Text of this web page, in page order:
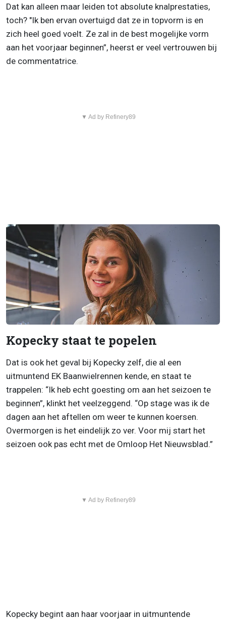
Dat kan alleen maar leiden tot absolute knalprestaties,
toch? "Ik ben ervan overtuigd dat ze in topvorm is en
zich heel goed voelt. Ze zal in de best mogelijke vorm
aan het voorjaar beginnen”, heerst er veel vertrouwen bij
de commentatrice.
▼ Ad by Refinery89
Kopecky staat te popelen
Dat is ook het geval bij Kopecky zelf, die al een
uitmuntend EK Baanwielrennen kende, en staat te
trappelen: “Ik heb echt goesting om aan het seizoen te
beginnen”, klinkt het veelzeggend. “Op stage was ik de
dagen aan het aftellen om weer te kunnen koersen.
Overmorgen is het eindelijk zo ver. Voor mij start het
seizoen ook pas echt met de Omloop Het Nieuwsblad.”
▼ Ad by Refinery89
Kopecky begint aan haar voorjaar in uitmuntende